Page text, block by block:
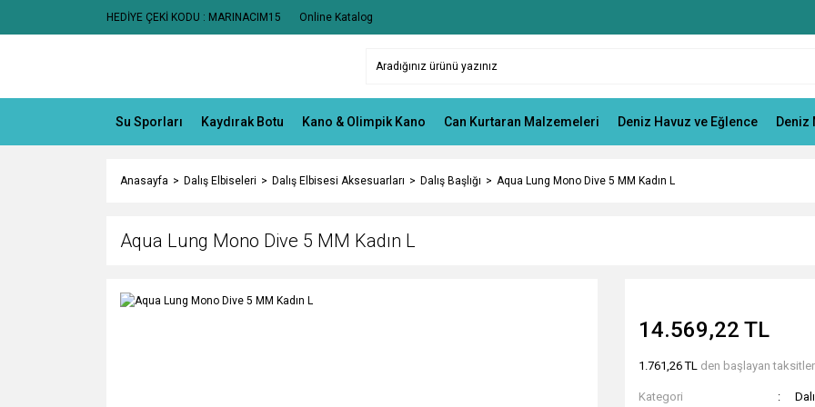
HEDİYE ÇEKİ KODU : MARINACIM15 Online Katalog
Su Sporları Kaydırak Botu Kano & Olimpik Kano Can Kurtaran Malzemeleri Deniz Havuz ve Eğlence Deniz
Anasayfa Dalış Elbiseleri Dalış Elbisesi Aksesuarları Dalış Başlığı Aqua Lung Mono Dive 5 MM Kadın L
Aqua Lung Mono Dive 5 MM Kadın L
14.569,22 TL
1.761,26 TL den başlayan
Kategori